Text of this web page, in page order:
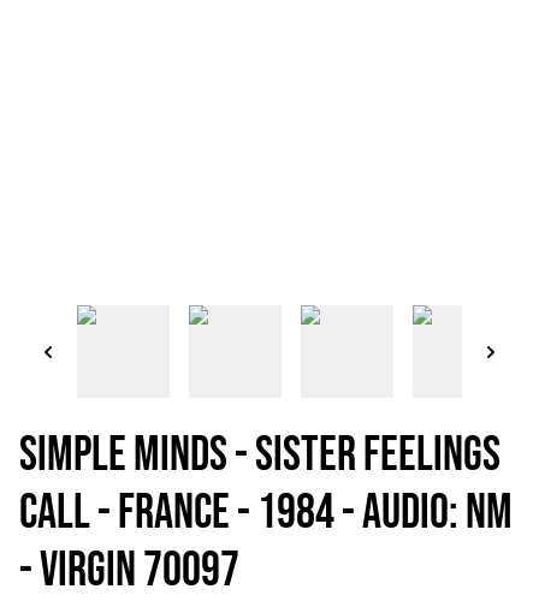
SIMPLE MINDS - Sister feelings
call - France - 1984 - Audio: NM
- VIRGIN 70097